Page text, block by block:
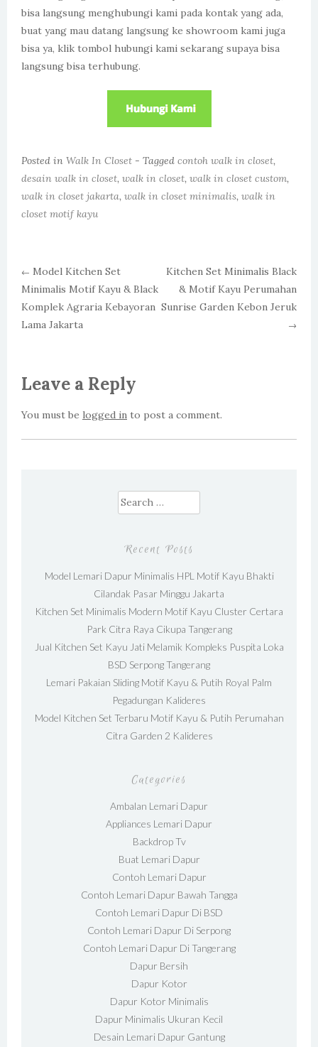
bisa langsung menghubungi kami pada kontak yang ada,
buat yang mau datang langsung ke showroom kami juga
bisa ya, klik tombol hubungi kami sekarang supaya bisa
langsung bisa terhubung.
Posted in Walk In Closet - Tagged contoh walk in closet,
desain walk in closet, walk in closet, walk in closet custom,
walk in closet jakarta, walk in closet minimalis, walk in
closet motif kayu
Post navigation
← Model Kitchen Set
Minimalis Motif Kayu & Black
Komplek Agraria Kebayoran
Lama Jakarta
Kitchen Set Minimalis Black
& Motif Kayu Perumahan
Sunrise Garden Kebon Jeruk
→
Leave a Reply
You must be logged in to post a comment.
Search for:
Recent Posts
Model Lemari Dapur Minimalis HPL Motif Kayu Bhakti
Cilandak Pasar Minggu Jakarta
Kitchen Set Minimalis Modern Motif Kayu Cluster Certara
Park Citra Raya Cikupa Tangerang
Jual Kitchen Set Kayu Jati Melamik Kompleks Puspita Loka
BSD Serpong Tangerang
Lemari Pakaian Sliding Motif Kayu & Putih Royal Palm
Pegadungan Kalideres
Model Kitchen Set Terbaru Motif Kayu & Putih Perumahan
Citra Garden 2 Kalideres
Categories
Ambalan Lemari Dapur
Appliances Lemari Dapur
Backdrop Tv
Buat Lemari Dapur
Contoh Lemari Dapur
Contoh Lemari Dapur Bawah Tangga
Contoh Lemari Dapur Di BSD
Contoh Lemari Dapur Di Serpong
Contoh Lemari Dapur Di Tangerang
Dapur Bersih
Dapur Kotor
Dapur Kotor Minimalis
Dapur Minimalis Ukuran Kecil
Desain Lemari Dapur Gantung